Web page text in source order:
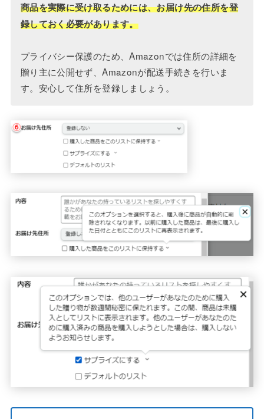
商品を実際に受け取るためには、お届け先の住所を登
録しておく必要があります。
プライバシー保護のため、Amazonでは住所の詳細を
贈り主に公開せず、Amazonが配送手続きを行いま
す。安心して住所を登録しましょう。